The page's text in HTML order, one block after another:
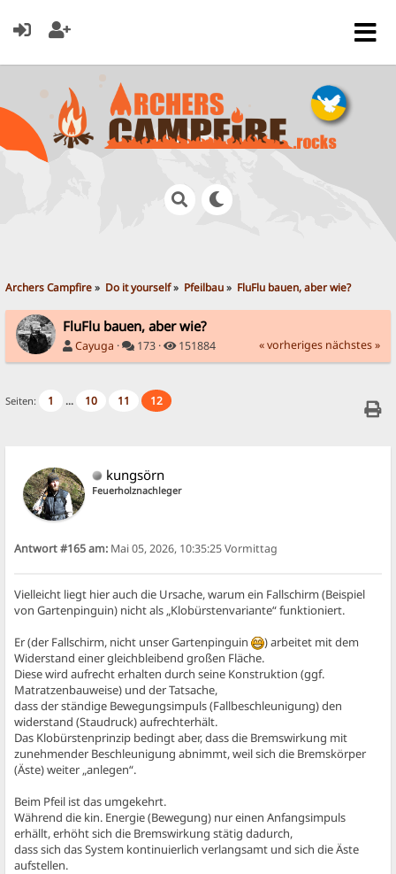
Archers Campfire» Do it yourself» Pfeilbau» FluFlu bauen, aber wie?
FluFlu bauen, aber wie?
Cayuga · 173 · 151884 « vorheriges nächstes »
Seiten: 1 ... 10 11 12
kungsörn
Feuerholznachleger
Antwort #165 am: Mai 05, 2026, 10:35:25 Vormittag
Vielleicht liegt hier auch die Ursache, warum ein Fallschirm (Beispiel
von Gartenpinguin) nicht als „Klobürstenvariante“ funktioniert.
Er (der Fallschirm, nicht unser Gartenpinguin
) arbeitet mit dem
Widerstand einer gleichbleibend großen Fläche.
Diese wird aufrecht erhalten durch seine Konstruktion (ggf.
Matratzenbauweise) und der Tatsache,
dass der ständige Bewegungsimpuls (Fallbeschleunigung) den
widerstand (Staudruck) aufrechterhält.
Das Klobürstenprinzip bedingt aber, dass die Bremswirkung mit
zunehmender Beschleunigung abnimmt, weil sich die Bremskörper
(Äste) weiter „anlegen“.
Beim Pfeil ist das umgekehrt.
Während die kin. Energie (Bewegung) nur einen Anfangsimpuls
erhällt, erhöht sich die Bremswirkung stätig dadurch,
dass sich das System kontinuierlich verlangsamt und sich die Äste
aufstellen.